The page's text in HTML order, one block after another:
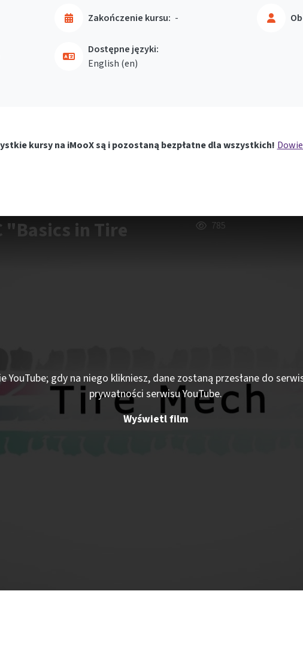
Zakończenie kursu: -
Dostępne języki:
English ‎(en)‎
kursy na iMooX są i pozostaną bezpłatne dla wszystkich!
"Basics in Tire
785
YouTube; gdy na niego klikniesz, dane zostaną przesłane do
prywatności serwisu YouTube.
Wyświetl film